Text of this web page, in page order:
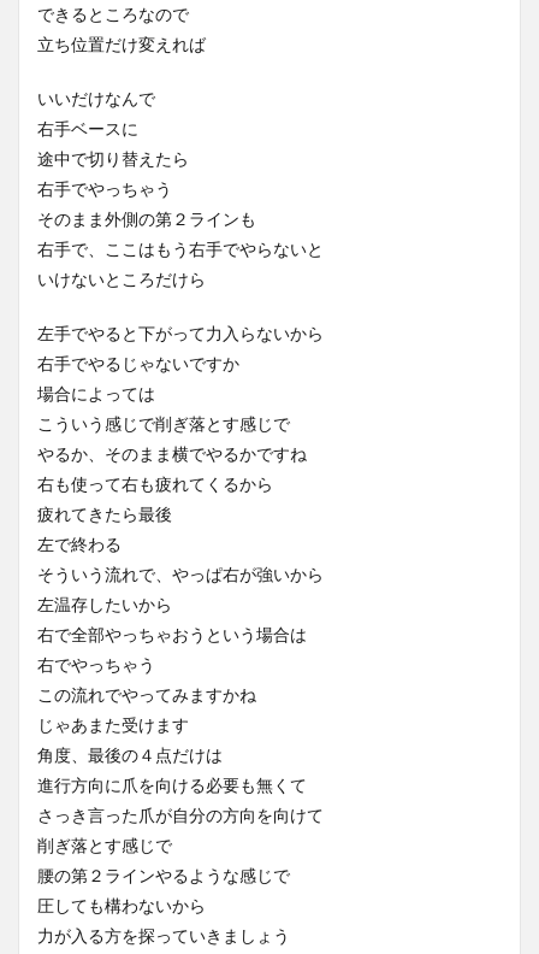
できるところなので
立ち位置だけ変えれば
いいだけなんで
右手ベースに
途中で切り替えたら
右手でやっちゃう
そのまま外側の第２ラインも
右手で、ここはもう右手でやらないと
いけないところだけら
左手でやると下がって力入らないから
右手でやるじゃないですか
場合によっては
こういう感じで削ぎ落とす感じで
やるか、そのまま横でやるかですね
右も使って右も疲れてくるから
疲れてきたら最後
左で終わる
そういう流れで、やっぱ右が強いから
左温存したいから
右で全部やっちゃおうという場合は
右でやっちゃう
この流れでやってみますかね
じゃあまた受けます
角度、最後の４点だけは
進行方向に爪を向ける必要も無くて
さっき言った爪が自分の方向を向けて
削ぎ落とす感じで
腰の第２ラインやるような感じで
圧しても構わないから
力が入る方を探っていきましょう